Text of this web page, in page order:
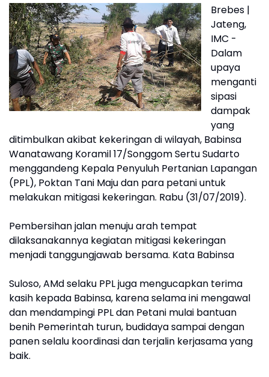
Brebes |
Jateng,
IMC -
Dalam
upaya
menganti
sipasi
dampak
yang
ditimbulkan akibat kekeringan di wilayah, Babinsa
Wanatawang Koramil 17/Songgom Sertu Sudarto
menggandeng Kepala Penyuluh Pertanian Lapangan
(PPL), Poktan Tani Maju dan para petani untuk
melakukan mitigasi kekeringan. Rabu (31/07/2019).
Pembersihan jalan menuju arah tempat
dilaksanakannya kegiatan mitigasi kekeringan
menjadi tanggungjawab bersama. Kata Babinsa
Suloso, AMd selaku PPL juga mengucapkan terima
kasih kepada Babinsa, karena selama ini mengawal
dan mendampingi PPL dan Petani mulai bantuan
benih Pemerintah turun, budidaya sampai dengan
panen selalu koordinasi dan terjalin kerjasama yang
baik.